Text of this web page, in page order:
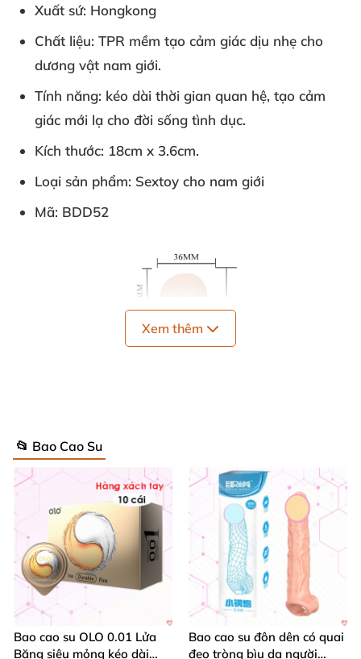
Xuất sứ: Hongkong
Chất liệu: TPR mềm tạo cảm giác dịu nhẹ cho
dương vật nam giới.
Tính năng: kéo dài thời gian quan hệ, tạo cảm
giác mới lạ cho đời sống tình dục.
Kích thước: 18cm x 3.6cm.
Loại sản phẩm: Sextoy cho nam giới
Mã: BDD52
Bao cao su đôn dên gân kích thước
Mô tả về bao cao su đôn dên gân
Xem thêm
📂 Bao Cao Su
Bao cao su OLO 0.01 Lửa
Băng siêu mỏng kéo dài
Bao cao su đôn dên có quai
đeo tròng bìu da người